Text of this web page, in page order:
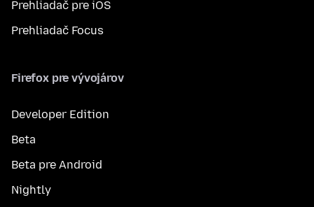
Prehliadač pre iOS
Prehliadač Focus
Firefox pre vývojárov
Developer Edition
Beta
Beta pre Android
Nightly